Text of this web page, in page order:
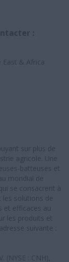
:
East & Africa
sur plus de
agricole. Une
batteuses et
mondial de
se consacrent à
les solutions de
et efficaces au
les produits et
suivante :
(NYSE : CNH),